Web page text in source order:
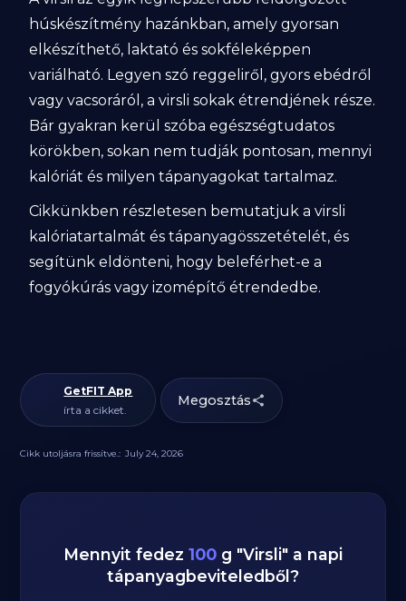
húskészítmény hazánkban, amely gyorsan
elkészíthető, laktató és sokféleképpen
variálható. Legyen szó reggeliről, gyors ebédről
vagy vacsoráról, a virsli sokak étrendjének része.
Bár gyakran kerül szóba egészségtudatos
körökben, sokan nem tudják pontosan, mennyi
kalóriát és milyen tápanyagokat tartalmaz.
Cikkünkben részletesen bemutatjuk a virsli
kalóriatartalmát és tápanyagösszetételét, és
segítünk eldönteni, hogy beleférhet-e a
fogyókúrás vagy izomépítő étrendedbe.
GetFIT App
írta a cikket.
Megosztás
Cikk utoljásra frissítve.: July 24, 2026
Mennyit fedez 100 g "Virsli" a napi
tápanyagbeviteledből?